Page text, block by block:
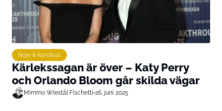
Nöje & kändisar
Kärlekssagan är över – Katy Perry
och Orlando Bloom går skilda vägar
Mimmo Wiestål Fischetti•26. juni 2025